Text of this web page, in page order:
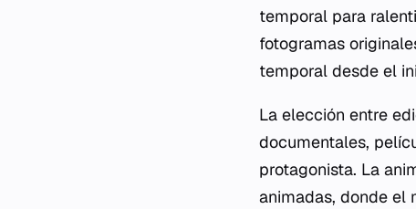
temporal para
fotogramas
temporal desde el
La elección entre
documentales,
protagonista. La
animadas, donde el